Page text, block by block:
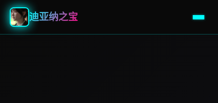
迪亚纳之宝